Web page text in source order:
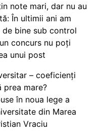
note mari, dar nu au
În ultimii ani am
bine sub control
concurs nu poți
unui post
– coeficienți
prea mare?
în noua lege a
din Marea
Vraciu